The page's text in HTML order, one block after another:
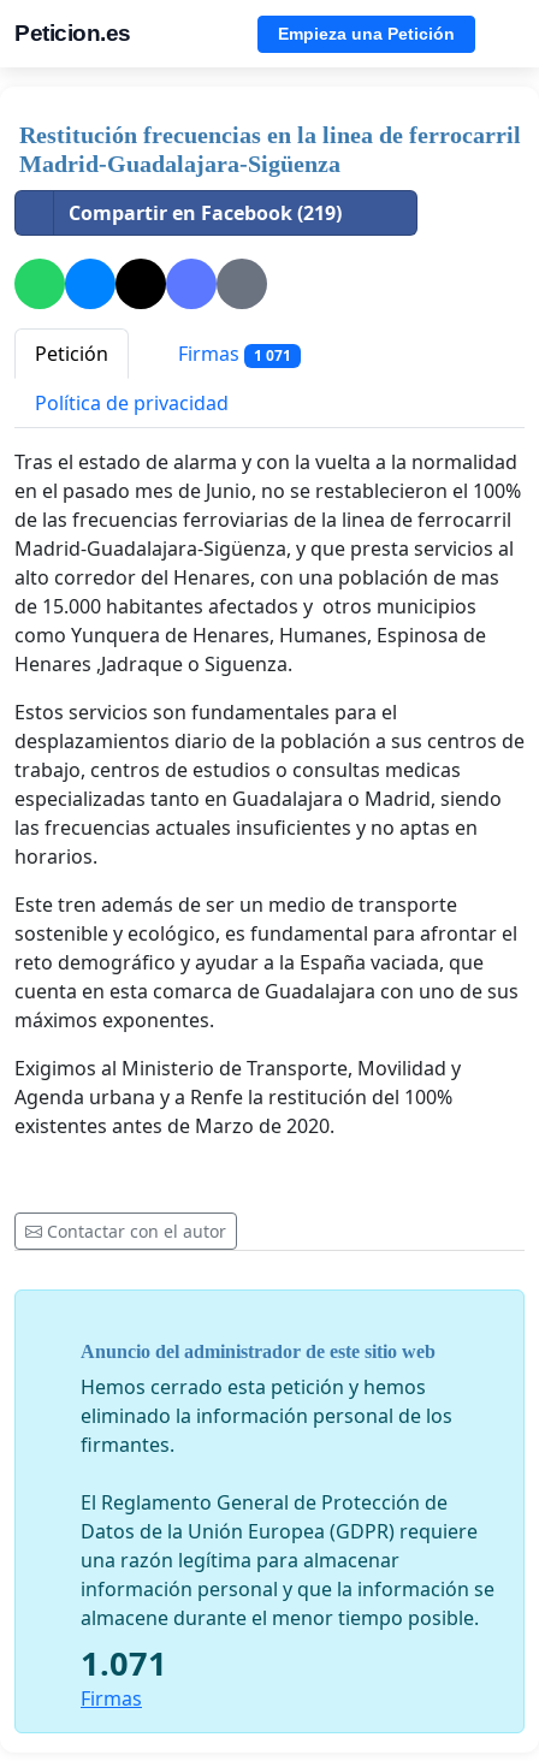
Peticion.es Empieza una Petición
Restitución frecuencias en la linea de ferrocarril
Madrid-Guadalajara-Sigüenza
Compartir en Facebook (219)
Petición Firmas 1 071
Política de privacidad
Tras el estado de alarma y con la vuelta a la normalidad
en el pasado mes de Junio, no se restablecieron el 100%
de las frecuencias ferroviarias de la linea de ferrocarril
Madrid-Guadalajara-Sigüenza, y que presta servicios al
alto corredor del Henares, con una población de mas
de 15.000 habitantes afectados y otros municipios
como Yunquera de Henares, Humanes, Espinosa de
Henares ,Jadraque o Siguenza.
Estos servicios son fundamentales para el
desplazamientos diario de la población a sus centros de
trabajo, centros de estudios o consultas medicas
especializadas tanto en Guadalajara o Madrid, siendo
las frecuencias actuales insuficientes y no aptas en
horarios.
Este tren además de ser un medio de transporte
sostenible y ecológico, es fundamental para afrontar el
reto demográfico y ayudar a la España vaciada, que
cuenta en esta comarca de Guadalajara con uno de sus
máximos exponentes.
Exigimos al Ministerio de Transporte, Movilidad y
Agenda urbana y a Renfe la restitución del 100%
existentes antes de Marzo de 2020.
Contactar con el autor
Anuncio del administrador de este sitio web
Hemos cerrado esta petición y hemos
eliminado la información personal de los
firmantes.
El Reglamento General de Protección de
Datos de la Unión Europea (GDPR) requiere
una razón legítima para almacenar
información personal y que la información se
almacene durante el menor tiempo posible.
1.071
Firmas